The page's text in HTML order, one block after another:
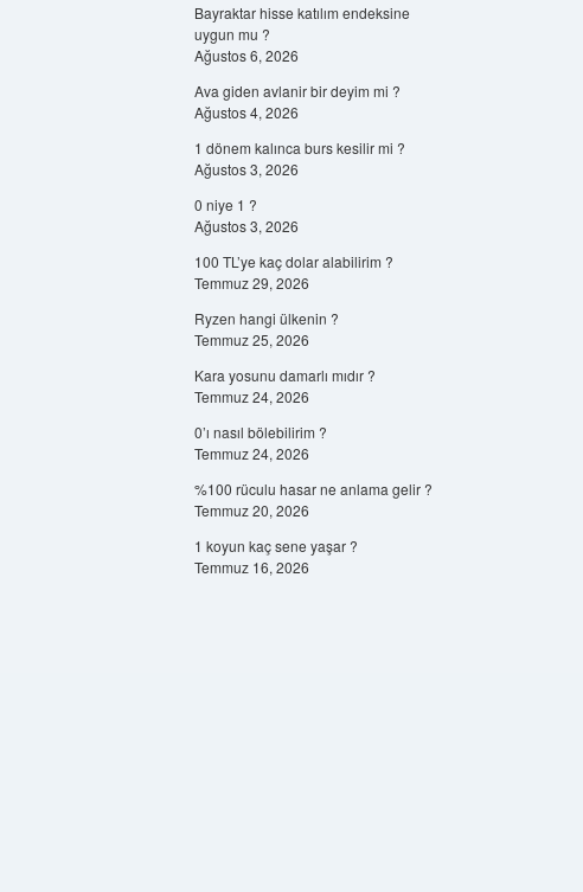
Bayraktar hisse katılım endeksine
uygun mu ?
Ağustos 6, 2026
Ava giden avlanir bir deyim mi ?
Ağustos 4, 2026
1 dönem kalınca burs kesilir mi ?
Ağustos 3, 2026
0 niye 1 ?
Ağustos 3, 2026
100 TL’ye kaç dolar alabilirim ?
Temmuz 29, 2026
Ryzen hangi ülkenin ?
Temmuz 25, 2026
Kara yosunu damarlı mıdır ?
Temmuz 24, 2026
0’ı nasıl bölebilirim ?
Temmuz 24, 2026
%100 rüculu hasar ne anlama gelir ?
Temmuz 20, 2026
1 koyun kaç sene yaşar ?
Temmuz 16, 2026